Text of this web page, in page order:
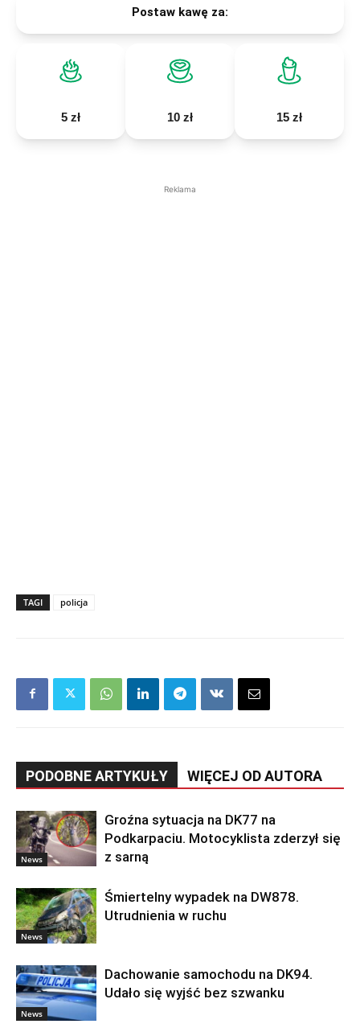
Postaw kawę za:
5 zł 10 zł 15 zł
Reklama
TAGI policja
PODOBNE ARTYKUŁY WIĘCEJ OD AUTORA
News
Groźna sytuacja na DK77 na
Podkarpaciu. Motocyklista zderzył się
z sarną
News
Śmiertelny wypadek na DW878.
Utrudnienia w ruchu
News
Dachowanie samochodu na DK94.
Udało się wyjść bez szwanku